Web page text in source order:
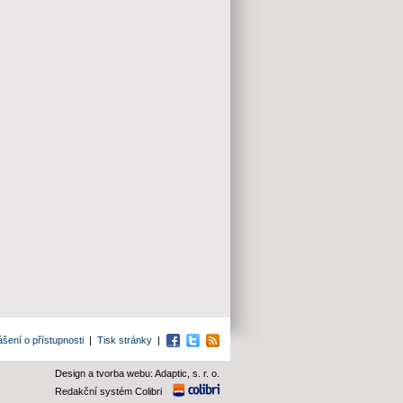
o přístupnosti | Tisk stránky | Facebook
TwitterRSS
Design a tvorba webu: Adaptic, s. r. o.
Redakční systém Colibri